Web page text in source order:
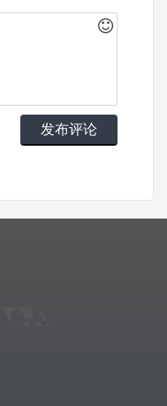
发布评论